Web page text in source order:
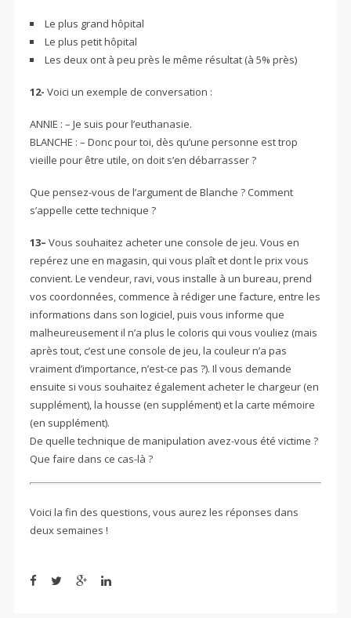
Le plus grand hôpital
Le plus petit hôpital
Les deux ont à peu près le même résultat (à 5% près)
12- Voici un exemple de conversation :
ANNIE : – Je suis pour l’euthanasie.
BLANCHE : – Donc pour toi, dès qu’une personne est trop
vieille pour être utile, on doit s’en débarrasser ?
Que pensez-vous de l’argument de Blanche ? Comment
s’appelle cette technique ?
13– Vous souhaitez acheter une console de jeu. Vous en
repérez une en magasin, qui vous plaît et dont le prix vous
convient. Le vendeur, ravi, vous installe à un bureau, prend
vos coordonnées, commence à rédiger une facture, entre les
informations dans son logiciel, puis vous informe que
malheureusement il n’a plus le coloris qui vous vouliez (mais
après tout, c’est une console de jeu, la couleur n’a pas
vraiment d’importance, n’est-ce pas ?). Il vous demande
ensuite si vous souhaitez également acheter le chargeur (en
supplément), la housse (en supplément) et la carte mémoire
(en supplément).
De quelle technique de manipulation avez-vous été victime ?
Que faire dans ce cas-là ?
Voici la fin des questions, vous aurez les réponses dans
deux semaines !